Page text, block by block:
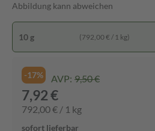
Abbildung kann abweichen
10 g (792,00 € / 1 kg)
-17% AVP: 9,50 €
7,92 €
792,00 € / 1 kg
sofort lieferbar